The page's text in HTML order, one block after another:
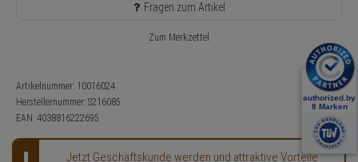
Fragen zum Artikel
Zum Merkzettel
Artikelnummer: 10016024
Herstellernummer: S216085
EAN: 4038816222695
Jetzt Geschäftskunde werden und attraktive Vorteile